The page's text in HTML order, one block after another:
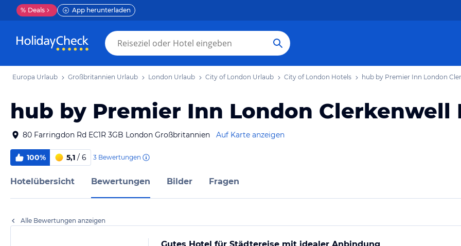
% Deals App herunterladen
Europa Urlaub Großbritannien Urlaub London Urlaub City of London Urlaub City of London Hotels hub by Premier Inn London
hub by Premier Inn London Clerkenwell
80 Farringdon Rd EC1R 3GB London Großbritannien Auf Karte anzeigen
100% 5,1 / 6 3 Bewertungen
Hotelübersicht Bewertungen Bilder Fragen
Alle Bewertungen anzeigen